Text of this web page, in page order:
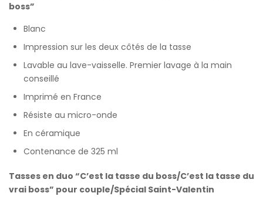
boss”
Blanc
Impression sur les deux côtés de la tasse
Lavable au lave-vaisselle. Premier lavage à la main
conseillé
Imprimé en France
Résiste au micro-onde
En céramique
Contenance de 325 ml
Tasses en duo “C’est la tasse du boss/C’est la tasse du
vrai boss” pour couple/Spécial Saint-Valentin